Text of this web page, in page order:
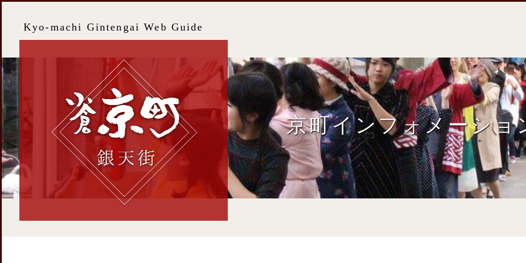
Kyo-machi Gintengai Web Guide
京町インフォメーショ